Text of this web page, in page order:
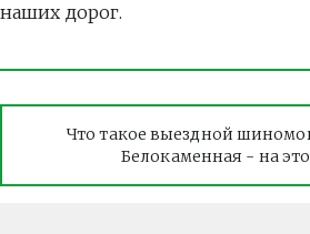
наших дорог.
Что такое выездной
Белокаменная - на